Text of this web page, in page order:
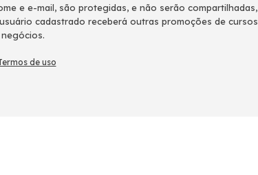
e e-mail, são protegidas, e não serão compartilhadas,
cadastrado receberá outras promoções de cursos
de uso